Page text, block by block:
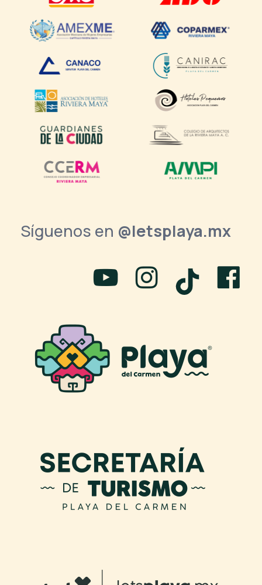
Síguenos en @letsplaya.mx